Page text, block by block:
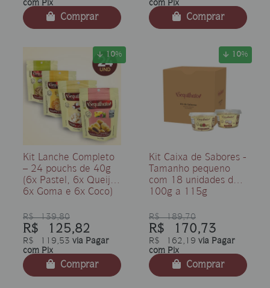
com Pix
Comprar
com Pix
Comprar
10%
Kit Lanche Completo
– 24 pouchs de 40g
(6x Pastel, 6x Queijo,
6x Goma e 6x Coco)
R$ 139,80
R$ 125,82
R$ 119,53 via Pagar
com Pix
Comprar
10%
Kit Caixa de Sabores -
Tamanho pequeno
com 18 unidades de
100g a 115g
R$ 189,70
R$ 170,73
R$ 162,19 via Pagar
com Pix
Comprar